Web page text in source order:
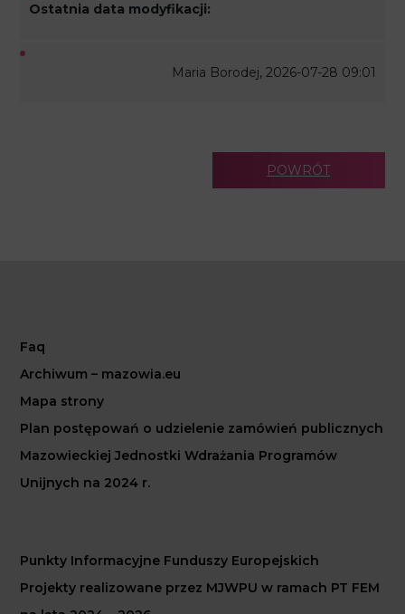
Ostatnia data modyfikacji:
Maria Borodej, 2026-07-28 09:01
POWRÓT
Faq
Archiwum – mazowia.eu
Mapa strony
Plan postępowań o udzielenie zamówień publicznych
Mazowieckiej Jednostki Wdrażania Programów
Unijnych na 2024 r.
Punkty Informacyjne Funduszy Europejskich
Projekty realizowane przez MJWPU w ramach PT FEM